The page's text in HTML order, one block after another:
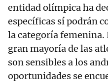
entidad olímpica ha
específicas sí podrán
la categoría femenina.
gran mayoría de las
son sensibles a los
oportunidades se